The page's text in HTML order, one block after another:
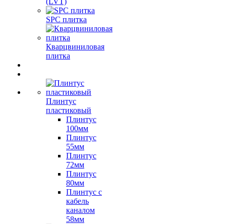
SPC плитка
Кварцвиниловая
плитка
Плинтус
пластиковый
Плинтус
100мм
Плинтус
55мм
Плинтус
72мм
Плинтус
80мм
Плинтус с
кабель
каналом
58мм